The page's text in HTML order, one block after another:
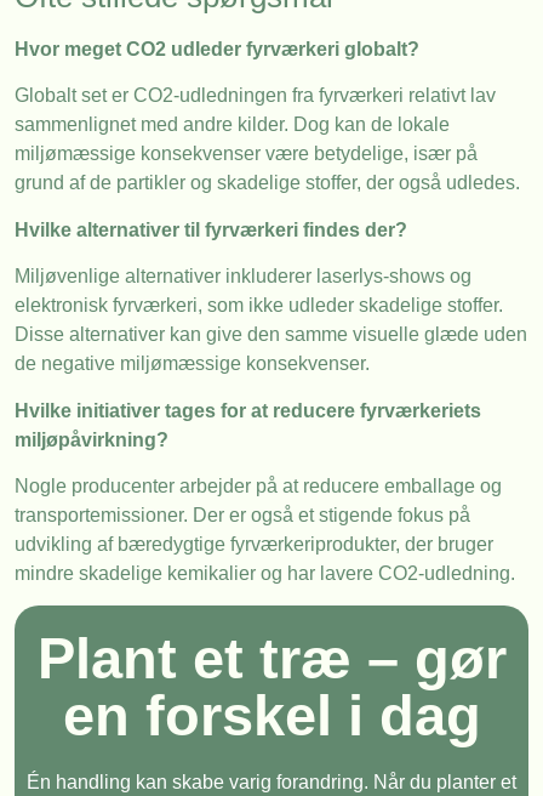
Hvor meget CO2 udleder fyrværkeri globalt?
Globalt set er CO2-udledningen fra fyrværkeri relativt lav
sammenlignet med andre kilder. Dog kan de lokale
miljømæssige konsekvenser være betydelige, især på
grund af de partikler og skadelige stoffer, der også udledes.
Hvilke alternativer til fyrværkeri findes der?
Miljøvenlige alternativer inkluderer laserlys-shows og
elektronisk fyrværkeri, som ikke udleder skadelige stoffer.
Disse alternativer kan give den samme visuelle glæde uden
de negative miljømæssige konsekvenser.
Hvilke initiativer tages for at reducere fyrværkeriets
miljøpåvirkning?
Nogle producenter arbejder på at reducere emballage og
transportemissioner. Der er også et stigende fokus på
udvikling af bæredygtige fyrværkeriprodukter, der bruger
mindre skadelige kemikalier og har lavere CO2-udledning.
Plant et træ – gør
en forskel i dag
Én handling kan skabe varig forandring. Når du planter et